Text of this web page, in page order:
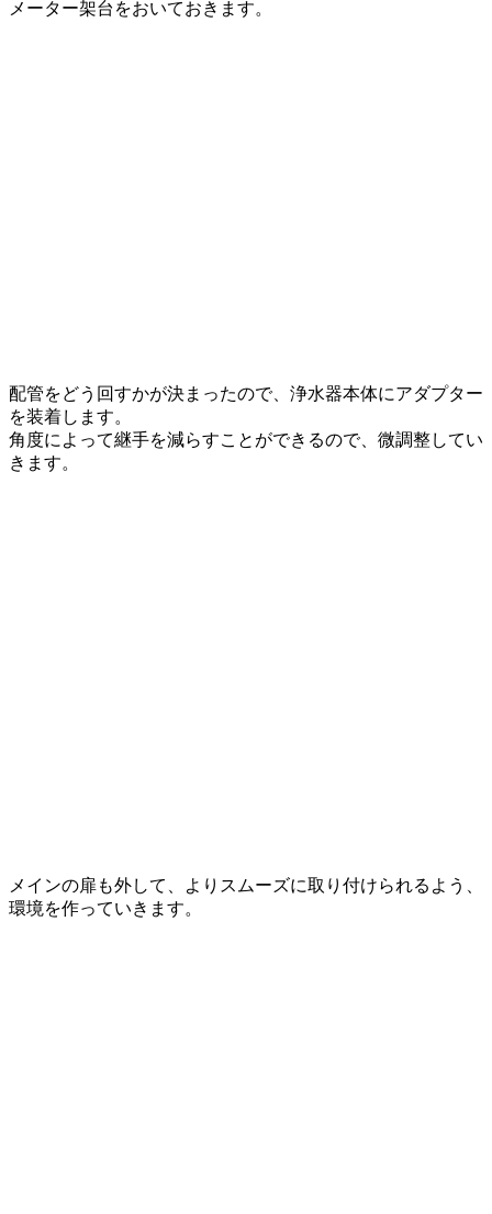
メーター架台をおいておきます。
配管をどう回すかが決まったので、浄水器本体にアダプター
を装着します。
角度によって継手を減らすことができるので、微調整してい
きます。
メインの扉も外して、よりスムーズに取り付けられるよう、
環境を作っていきます。